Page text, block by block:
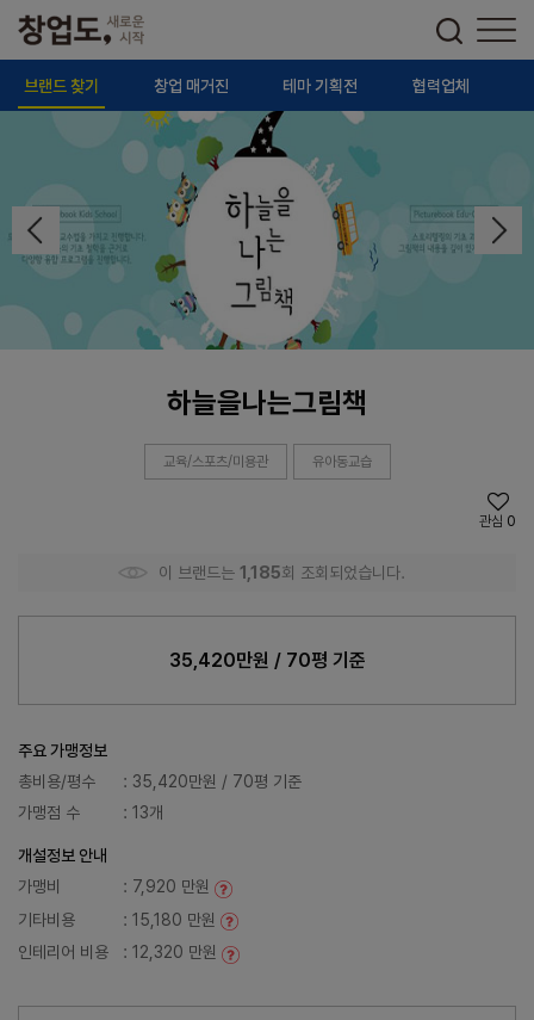
브랜드 찾기 창업 매거진 테마 기획전 협력업체
하늘을나는그림책
교육/스포츠/미용관 유아동교습
관심 0
이 브랜드는 1,185회 조회되었습니다.
35,420만원 / 70평 기준
주요 가맹정보
총비용/평수
: 35,420만원 / 70평 기준
가맹점 수
: 13개
개설정보 안내
가맹비
: 7,920 만원
기타비용
: 15,180 만원
인테리어 비용
: 12,320 만원